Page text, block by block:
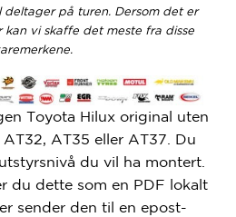
deltager på turen. Dersom det er
vi skaffe det meste fra disse
Toyota Hilux original uten
AT35 eller AT37. Du
du vil ha montert.
du dette som en PDF lokalt
sender den til en epost-